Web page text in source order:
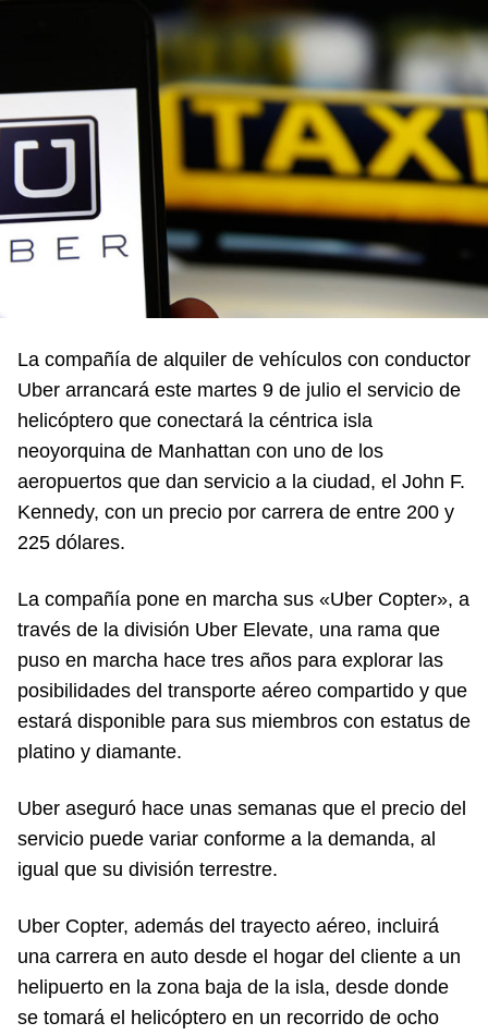
La compañía de alquiler de vehículos con conductor
Uber arrancará este martes 9 de julio el servicio de
helicóptero que conectará la céntrica isla
neoyorquina de Manhattan con uno de los
aeropuertos que dan servicio a la ciudad, el John F.
Kennedy, con un precio por carrera de entre 200 y
225 dólares.
La compañía pone en marcha sus «Uber Copter», a
través de la división Uber Elevate, una rama que
puso en marcha hace tres años para explorar las
posibilidades del transporte aéreo compartido y que
estará disponible para sus miembros con estatus de
platino y diamante.
Uber aseguró hace unas semanas que el precio del
servicio puede variar conforme a la demanda, al
igual que su división terrestre.
Uber Copter, además del trayecto aéreo, incluirá
una carrera en auto desde el hogar del cliente a un
helipuerto en la zona baja de la isla, desde donde
se tomará el helicóptero en un recorrido de ocho